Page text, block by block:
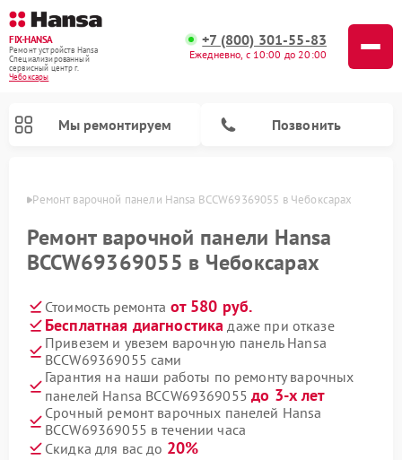
FIX-HANSA
Ремонт устройств Hansa
Специализированный
cервисный центр г.
Чебоксары
+7 (800) 301-55-83
Ежедневно, с 10:00 до 20:00
Мы ремонтируем Позвонить
Ремонт варочной панели Hansa BCCW69369055 в Чебоксарах
Ремонт варочной панели Hansa
BCCW69369055 в Чебоксарах
Стоимость ремонта от 580 руб.
Бесплатная диагностика даже при отказе
Привезем и увезем варочную панель Hansa
BCCW69369055 сами
Гарантия на наши работы по ремонту варочных
панелей Hansa BCCW69369055до 3-х лет
Срочный ремонт варочных панелей Hansa
BCCW69369055 в течении часа
Скидка для вас до 20%